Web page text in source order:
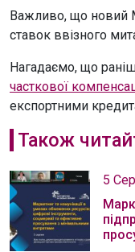
Важливо, що новий
ставок ввізного
Нагадаємо, що
часткової
експортними
Також
5